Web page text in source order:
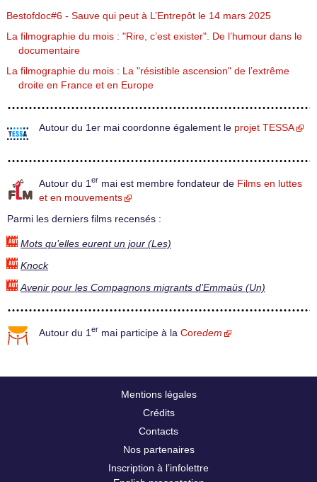
Bestofdoc#6 - Sauve qui peut à L’Entrepôt le 14 mars 2025
La filmographie du mois : "Rire, c’est exister". De l’humour dans le
documentaire
La filmographie du mois : La "résistible ascension" de l’extrême
droite en France et en Europe
Autour du 1er mai coordonne également le projet TESSA
Autour du 1 er mai est membre fondateur de Films en luttes
et en mouvements
Parmi les derniers films recensés :
Mots qu’elles eurent un jour (Les)
Knock
Avenir pour les Compagnons migrants d’Emmaüs (Un)
Autour du 1 er mai participe à la Coredem
Mentions légales
Crédits
Contacts
Nos partenaires
Inscription à l’infolettre